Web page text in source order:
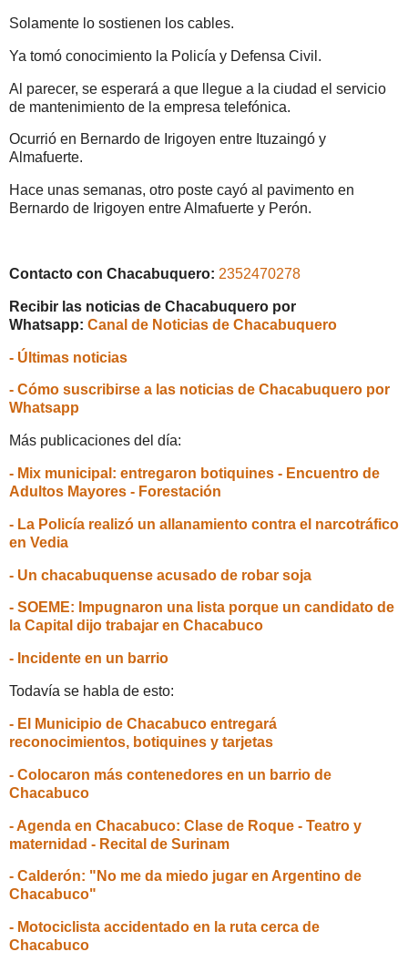
Solamente lo sostienen los cables.
Ya tomó conocimiento la Policía y Defensa Civil.
Al parecer, se esperará a que llegue a la ciudad el servicio
de mantenimiento de la empresa telefónica.
Ocurrió en Bernardo de Irigoyen entre Ituzaingó y
Almafuerte.
Hace unas semanas, otro poste cayó al pavimento en
Bernardo de Irigoyen entre Almafuerte y Perón.
Contacto con Chacabuquero: 2352470278
Recibir las noticias de Chacabuquero por
Whatsapp: Canal de Noticias de Chacabuquero
- Últimas noticias
- Cómo suscribirse a las noticias de Chacabuquero por
Whatsapp
Más publicaciones del día:
- Mix municipal: entregaron botiquines - Encuentro de
Adultos Mayores - Forestación
- La Policía realizó un allanamiento contra el narcotráfico
en Vedia
- Un chacabuquense acusado de robar soja
- SOEME: Impugnaron una lista porque un candidato de
la Capital dijo trabajar en Chacabuco
- Incidente en un barrio
Todavía se habla de esto:
- El Municipio de Chacabuco entregará
reconocimientos, botiquines y tarjetas
- Colocaron más contenedores en un barrio de
Chacabuco
- Agenda en Chacabuco: Clase de Roque - Teatro y
maternidad - Recital de Surinam
- Calderón: "No me da miedo jugar en Argentino de
Chacabuco"
- Motociclista accidentado en la ruta cerca de
Chacabuco